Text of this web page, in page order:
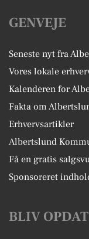
GENVEJE
Seneste nyt fra
Vores lokale
Kalenderen for
Fakta om
Erhvervsartikler
Albertslund
Få en gratis
Sponsoreret
BLIV